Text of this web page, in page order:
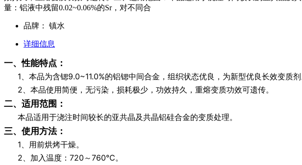
量：铝液中残留0.02~0.06%的Sr，对不同合
品牌： 镇水
详细信息
一、性能特点：
1、本品为含锶9.0~11.0%的铝锶中间合金，组织状态优良，为新型优良长效变质
2、本品使用简便，无污染，损耗极少，功效持久，重熔变质功效可遗传。
二、适用范围：
本品适用于浇注时间较长的亚共晶及共晶铝硅合金的变质处理。
三、使用方法：
1、用前烘烤干燥。
2、加入温度：720～760℃。